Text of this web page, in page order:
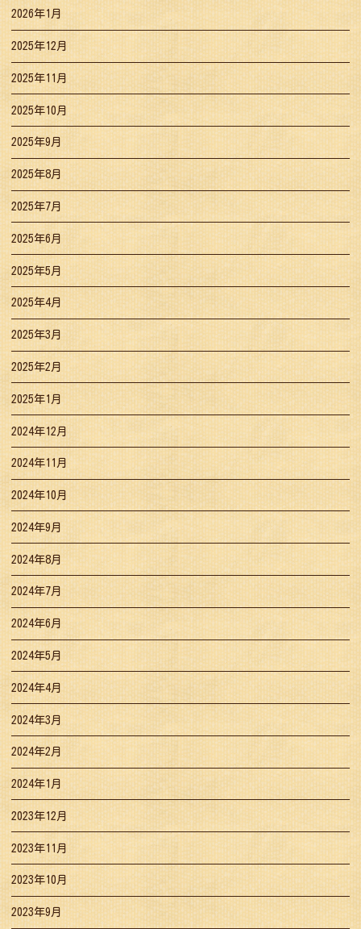
2026年1月
2025年12月
2025年11月
2025年10月
2025年9月
2025年8月
2025年7月
2025年6月
2025年5月
2025年4月
2025年3月
2025年2月
2025年1月
2024年12月
2024年11月
2024年10月
2024年9月
2024年8月
2024年7月
2024年6月
2024年5月
2024年4月
2024年3月
2024年2月
2024年1月
2023年12月
2023年11月
2023年10月
2023年9月